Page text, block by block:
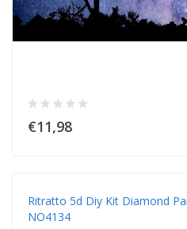
€11,98
Ritratto 5d Diy Kit Diamond
NO4134